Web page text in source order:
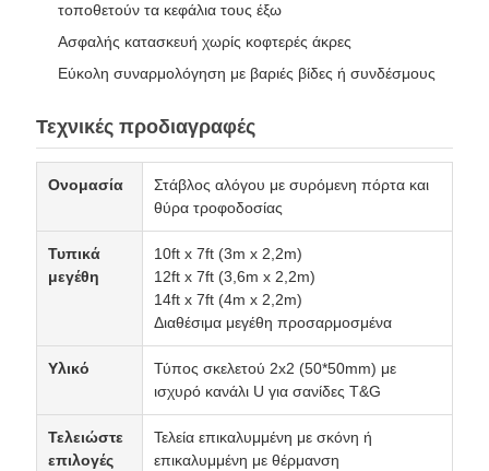
τοποθετούν τα κεφάλια τους έξω
Ασφαλής κατασκευή χωρίς κοφτερές άκρες
Εύκολη συναρμολόγηση με βαριές βίδες ή συνδέσμους
Τεχνικές προδιαγραφές
Ονομασία
Στάβλος αλόγου με συρόμενη πόρτα και
θύρα τροφοδοσίας
Τυπικά
μεγέθη
10ft x 7ft (3m x 2,2m)
12ft x 7ft (3,6m x 2,2m)
14ft x 7ft (4m x 2,2m)
Διαθέσιμα μεγέθη προσαρμοσμένα
Υλικό
Τύπος σκελετού 2x2 (50*50mm) με
ισχυρό κανάλι U για σανίδες T&G
Τελειώστε
επιλογές
Τελεία επικαλυμμένη με σκόνη ή
επικαλυμμένη με θέρμανση